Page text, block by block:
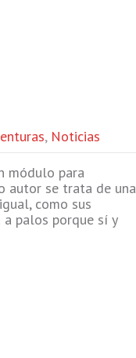
, Noticias
módulo para
autor se trata de una
como sus
a palos porque sí y